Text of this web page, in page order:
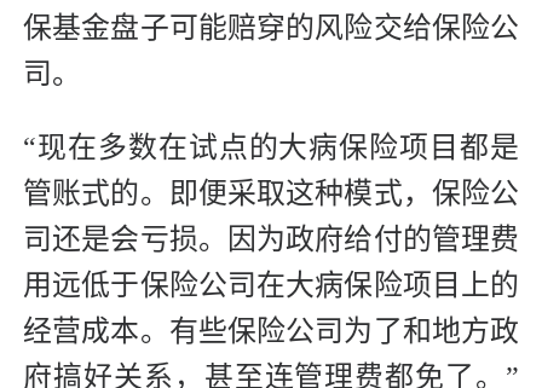
保基金盘子可能赔穿的风险交给保险公
司。
“现在多数在试点的大病保险项目都是
管账式的。即便采取这种模式，保险公
司还是会亏损。因为政府给付的管理费
用远低于保险公司在大病保险项目上的
经营成本。有些保险公司为了和地方政
府搞好关系，甚至连管理费都免了。”